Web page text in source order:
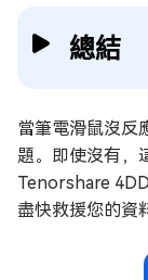
總結
當筆電滑鼠沒反
題。即使沒有，
Tenorshare
盡快救援您的資